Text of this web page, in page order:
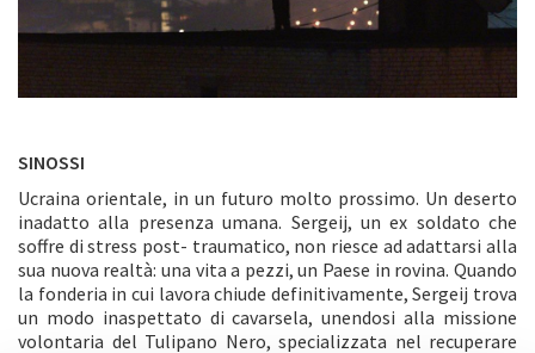
SINOSSI
Ucraina orientale, in un futuro molto prossimo. Un deserto
inadatto alla presenza umana. Sergeij, un ex soldato che
soffre di stress post- traumatico, non riesce ad adattarsi alla
sua nuova realtà: una vita a pezzi, un Paese in rovina. Quando
la fonderia in cui lavora chiude definitivamente, Sergeij trova
un modo inaspettato di cavarsela, unendosi alla missione
volontaria del Tulipano Nero, specializzata nel recuperare